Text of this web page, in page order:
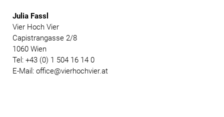
Julia Fassl
Vier Hoch Vier
Capistrangasse 2/8
1060 Wien
Tel: +43 (0) 1 504 16 14 0
E-Mail: office@vierhochvier.at